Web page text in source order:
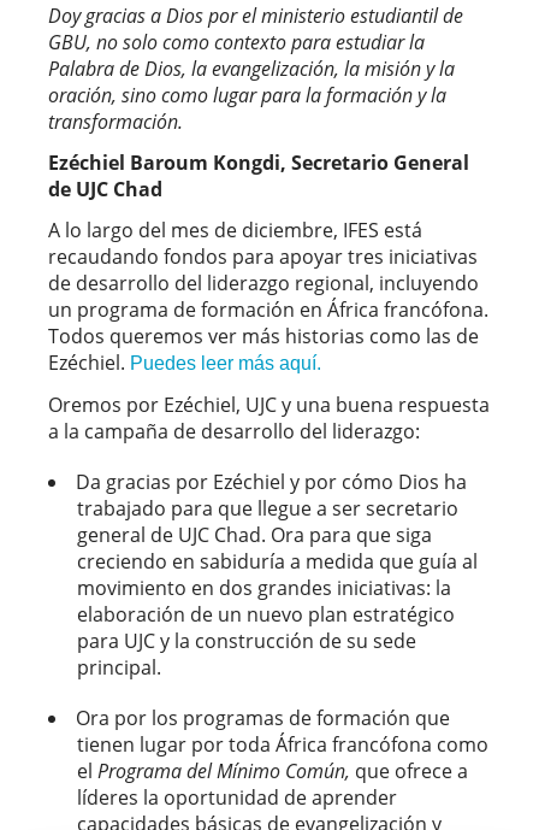
Doy gracias a Dios por el ministerio estudiantil de
GBU, no solo como contexto para estudiar la
Palabra de Dios, la evangelización, la misión y la
oración, sino como lugar para la formación y la
transformación.
Ezéchiel Baroum Kongdi, Secretario General
de UJC Chad
A lo largo del mes de diciembre, IFES está
recaudando fondos para apoyar tres iniciativas
de desarrollo del liderazgo regional, incluyendo
un programa de formación en África francófona.
Todos queremos ver más historias como las de
Ezéchiel. Puedes leer más aquí.
Oremos por Ezéchiel, UJC y una buena respuesta
a la campaña de desarrollo del liderazgo:
Da gracias por Ezéchiel y por cómo Dios ha
trabajado para que llegue a ser secretario
general de UJC Chad. Ora para que siga
creciendo en sabiduría a medida que guía al
movimiento en dos grandes iniciativas: la
elaboración de un nuevo plan estratégico
para UJC y la construcción de su sede
principal.
Ora por los programas de formación que
tienen lugar por toda África francófona como
el Programa del Mínimo Común, que ofrece a
líderes la oportunidad de aprender
capacidades básicas de evangelización y